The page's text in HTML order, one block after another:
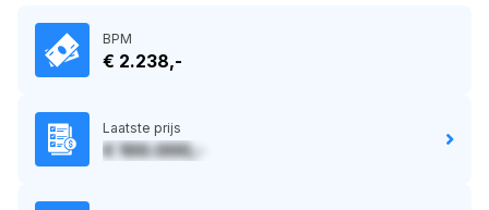
BPM
€ 2.238,-
Laatste prijs
€ 100.000,-